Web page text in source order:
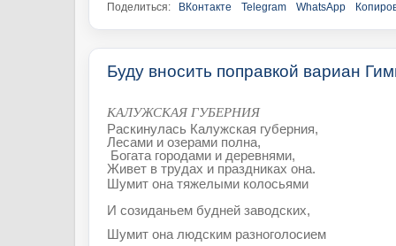
Поделиться: ВКонтакте Telegram WhatsApp
Буду вносить поправкой вариан
КАЛУЖСКАЯ ГУБЕРНИЯ
Раскинулась Калужская губерния,
Лесами и озерами полна,
Богата городами и деревнями,
Живет в трудах и праздниках она.
Шумит она тяжелыми колосьями
И созиданьем будней заводских,
Шумит она людским разноголосием